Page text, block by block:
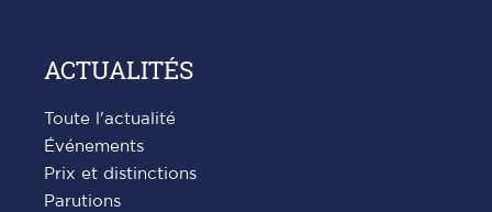
ACTUALITÉS
Toute l'actualité
Événements
Prix et distinctions
Parutions